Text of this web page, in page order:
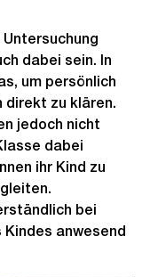
dabei sein. In
um persönlich
direkt zu klären.
jedoch nicht
dabei
ihr Kind zu
bei
Kindes anwesend